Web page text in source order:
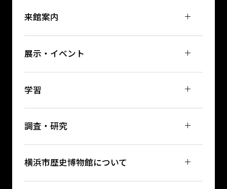
来館案内
展示・イベント
学習
調査・研究
横浜市歴史博物館について